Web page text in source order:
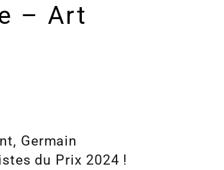
– Art
Germain
du Prix 2024 !